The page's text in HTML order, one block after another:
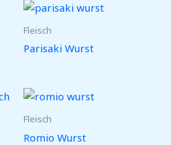
Fleisch
Parisaki Wurst
Fleisch
Romio Wurst